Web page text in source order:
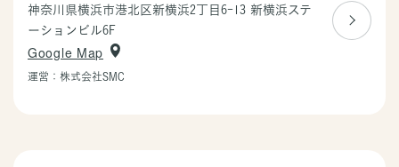
神奈川県横浜市港北区新横浜2丁目6-13 新横浜ステ
ーションビル6F
Google Map
運営：株式会社SMC